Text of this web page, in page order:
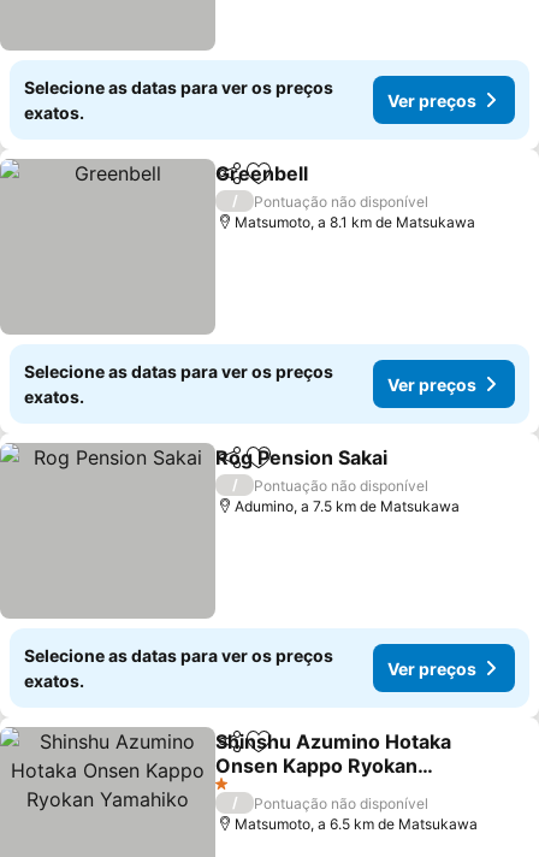
Selecione as datas para ver os preços
exatos.
Ver preços
PartilharAdicionar aos favoritos
Greenbell
/
Pontuação não disponível
Matsumoto, a 8.1 km de Matsukawa
Selecione as datas para ver os preços
exatos.
Ver preços
PartilharAdicionar aos favoritos
Rog Pension Sakai
/
Pontuação não disponível
Adumino, a 7.5 km de Matsukawa
Selecione as datas para ver os preços
exatos.
Ver preços
PartilharAdicionar aos favoritos
Shinshu Azumino Hotaka
Onsen Kappo Ryokan
Yamahiko
Ver preços
1 Estrelas
/
Pontuação não disponível
Matsumoto, a 6.5 km de Matsukawa